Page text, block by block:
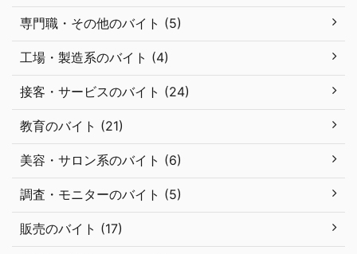
専門職・その他のバイト (5)
工場・製造系のバイト (4)
接客・サービスのバイト (24)
教育のバイト (21)
美容・サロン系のバイト (6)
調査・モニターのバイト (5)
販売のバイト (17)